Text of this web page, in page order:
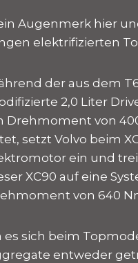
Augenmerk hier
elektrifizierten
der aus dem
2,0 Liter
Drehmoment von
setzt Volvo beim
ein und
XC90 auf eine
von 640
es sich beim
entweder